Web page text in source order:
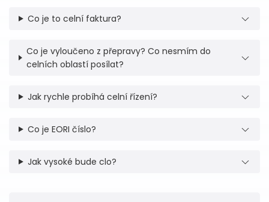
Co je to celní faktura?
Co je vyloučeno z přepravy? Co nesmím do
celních oblastí posílat?
Jak rychle probíhá celní řízení?
Co je EORI číslo?
Jak vysoké bude clo?